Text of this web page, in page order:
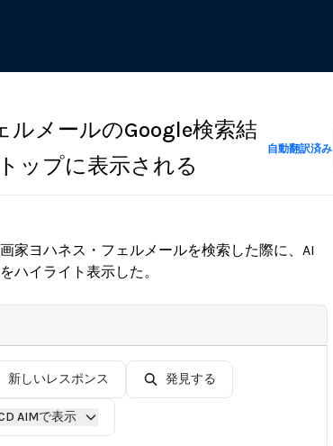
ルメールのGoogle検索結
ップに表示される
自動翻訳済み
家ヨハネス・フェルメールを検索した際に、AI
ハイライト表示した。
新しいレスポンス 発見する
AIMで表示